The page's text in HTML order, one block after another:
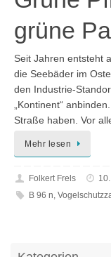
grüne
Seit Jahren entsteht
die Seebäder im
den Industrie-
„Kontinent“
Straße haben. Vor
Mehr lesen
Folkert Frels
B 96 n,